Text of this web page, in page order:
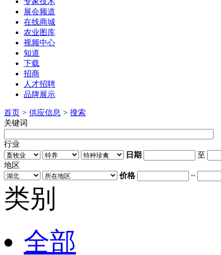
展会频道
在线商城
农业图库
视频中心
知道
下载
招商
人才招聘
品牌展示
首页 > 供应信息 > 搜索
关键词
行业
日期
至
地区
价格
~
类别
全部